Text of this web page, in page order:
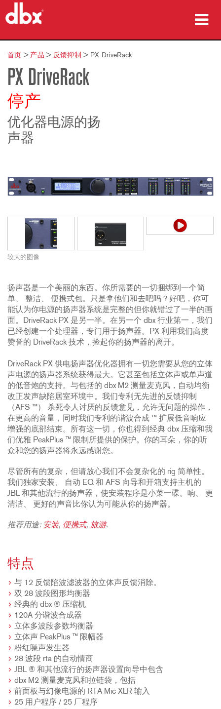
产品
案例研究
哪里购买
培训
支持
语言/地区
首页 >产品 > 反馈抑制 > PX DriveRack
PX DriveRack
停产
优化器电源的扬
声器
较大的图像
扬声器是一个美丽的东西。你所需要的一切捆绑到一个简
单、 整洁、 便携式包。只是拿他们和去吧吗？好吧，你可
能认为你电源的扬声器系统是完整的但你就错过了一半的画
面。DriveRack PX 是另一半。在另一个 dbx 行业第一，我们
已经创建一个处理器，专门用于扬声器。PX 利用我们高度
赞誉的 DriveRack 技术，捡起你的扬声器的离开。
DriveRack PX 供电扬声器优化器拥有一切您需要从您的立体
声电源的扬声器系统获得最大。它甚至包括立体声或单声道
的低音炮的支持。与包括的 dbx M2 测量麦克风，自动均衡
改正发声缺陷居室环境中。我们专利无先进的反馈抑制
（AFS ™） 杀死令人讨厌的反馈意见，允许无问题的操作，
在更高的音量，同时我们专利的谐波合成 ™ 扩展低音响应
增强的底部结束。所有这一切，你也得到经典 dbx 压缩和我
们优雅 PeakPlus ™ 限制所提供的保护。你的耳朵，你的听
众和您的扬声器将永远感谢您。
尽管所有的复杂，但请放心我们不会复杂化的 rig 简单性。
我们独家安装、 自动 EQ 和 AFS 向导和开箱支持主机的
JBL 和其他流行的扬声器，使安装程序是小菜一碟。响、 更
清洁、 更好的声音比你认为可能从你的扬声器。
推荐用途: 安装, 便携式, 旅游.
特点
与 12 反馈陷波滤波器的立体声反馈消除。
双 28 波段图形均衡器
经典的 dbx ® 压缩机
120A 分谐波合成器
立体多波段参数均衡器
立体声 PeakPlus ™ 限幅器
粉红噪声发生器
28 波段 rta 的自动情商
JBL ® 和其他流行的扬声器设置向导中包含
dbx M2 测量麦克风和拉链袋，包括
前面板与幻像电源的 RTA Mic XLR 输入
25 用户程序 / 25 厂程序